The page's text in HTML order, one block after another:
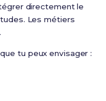
directement le
Les métiers
tu peux envisager :